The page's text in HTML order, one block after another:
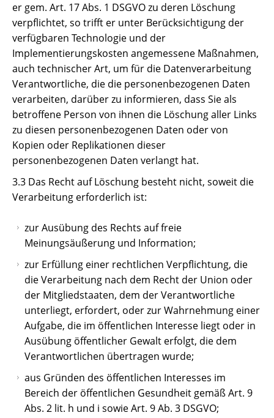
er gem. Art. 17 Abs. 1 DSGVO zu deren Löschung
verpflichtet, so trifft er unter Berücksichtigung der
verfügbaren Technologie und der
Implementierungskosten angemessene Maßnahmen,
auch technischer Art, um für die Datenverarbeitung
Verantwortliche, die die personenbezogenen Daten
verarbeiten, darüber zu informieren, dass Sie als
betroffene Person von ihnen die Löschung aller Links
zu diesen personenbezogenen Daten oder von
Kopien oder Replikationen dieser
personenbezogenen Daten verlangt hat.
3.3 Das Recht auf Löschung besteht nicht, soweit die
Verarbeitung erforderlich ist:
zur Ausübung des Rechts auf freie
Meinungsäußerung und Information;
zur Erfüllung einer rechtlichen Verpflichtung, die
die Verarbeitung nach dem Recht der Union oder
der Mitgliedstaaten, dem der Verantwortliche
unterliegt, erfordert, oder zur Wahrnehmung einer
Aufgabe, die im öffentlichen Interesse liegt oder in
Ausübung öffentlicher Gewalt erfolgt, die dem
Verantwortlichen übertragen wurde;
aus Gründen des öffentlichen Interesses im
Bereich der öffentlichen Gesundheit gemäß Art. 9
Abs. 2 lit. h und i sowie Art. 9 Ab. 3 DSGVO;